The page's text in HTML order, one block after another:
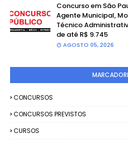
Concurso em São
Agente Municipal,
Técnico
de até R$ 9.745
AGOSTO 05, 2026
CONCURSOS
CONCURSOS PREVISTOS
CURSOS